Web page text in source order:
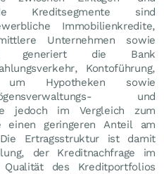
Kreditsegmente sind
Immobilienkredite,
Unternehmen sowie
generiert die Bank
Kontoführung,
um Hypotheken sowie
und
jedoch im Vergleich zum
einen geringeren Anteil am
Ertragsstruktur ist damit
der Kreditnachfrage im
des Kreditportfolios